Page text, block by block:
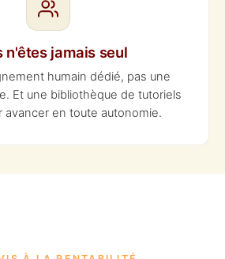
n'êtes jamais seul
humain dédié, pas une
Et une bibliothèque de tutoriels
avancer en toute autonomie.